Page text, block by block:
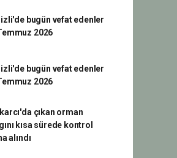
bugün vefat edenler
2026
bugün vefat edenler
2026
çıkan orman
kısa sürede kontrol
alındı